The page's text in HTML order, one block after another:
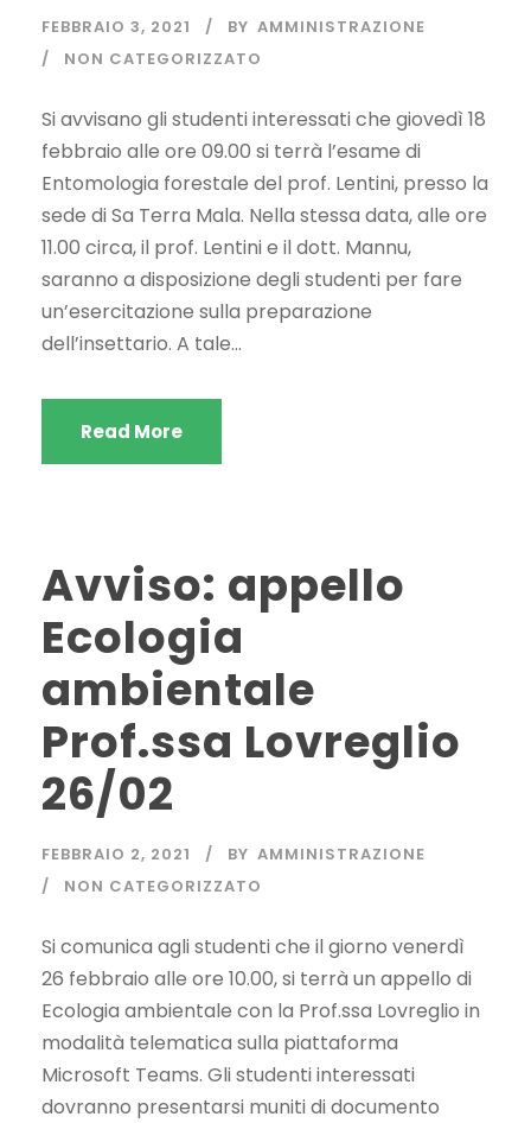
FEBBRAIO 3, 2021 BY AMMINISTRAZIONE
NON CATEGORIZZATO
Si avvisano gli studenti interessati che giovedì 18
febbraio alle ore 09.00 si terrà l’esame di
Entomologia forestale del prof. Lentini, presso la
sede di Sa Terra Mala. Nella stessa data, alle ore
11.00 circa, il prof. Lentini e il dott. Mannu,
saranno a disposizione degli studenti per fare
un’esercitazione sulla preparazione
dell’insettario. A tale...
Read More
Avviso: appello
Ecologia
ambientale
Prof.ssa Lovreglio
26/02
FEBBRAIO 2, 2021 BY AMMINISTRAZIONE
NON CATEGORIZZATO
Si comunica agli studenti che il giorno venerdì
26 febbraio alle ore 10.00, si terrà un appello di
Ecologia ambientale con la Prof.ssa Lovreglio in
modalità telematica sulla piattaforma
Microsoft Teams. Gli studenti interessati
dovranno presentarsi muniti di documento